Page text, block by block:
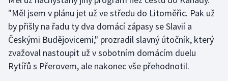
Házená
Jezdectví
Judo
"Měl jsem v plánu jet už ve středu do Litoměřic. Pak už
by přišly na řadu ty dva domácí zápasy se Slavií a
Českými Budějovicemi," prozradil slavný útočník, který
zvažoval nastoupit už v sobotním domácím duelu
Rytířů s Přerovem, ale nakonec vše přehodnotil.